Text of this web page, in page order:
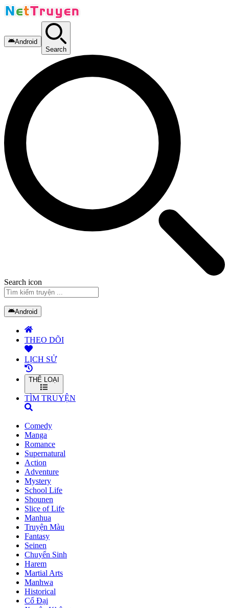
Android
Search
Search icon
Android
THEO DÕI
LỊCH SỬ
THỂ LOẠI
TÌM TRUYỆN
Comedy
Manga
Romance
Supernatural
Action
Adventure
Mystery
School Life
Shounen
Slice of Life
Manhua
Truyện Màu
Fantasy
Seinen
Chuyển Sinh
Harem
Martial Arts
Manhwa
Historical
Cổ Đại